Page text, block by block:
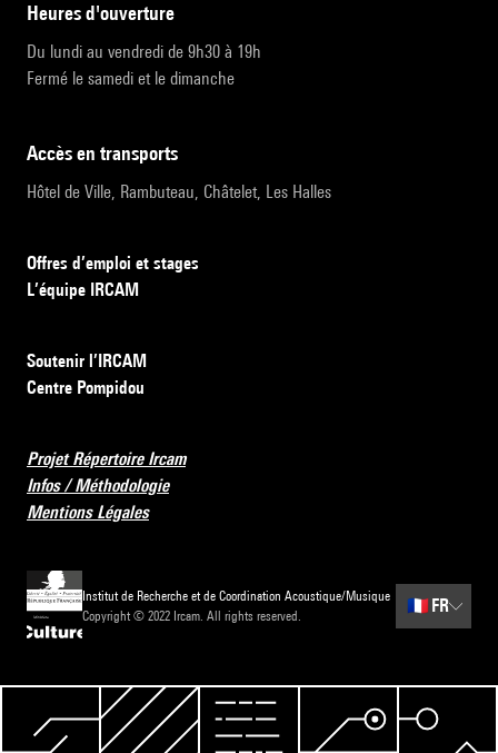
heures d'ouverture
Du lundi au vendredi de 9h30 à 19h
Fermé le samedi et le dimanche
accès en transports
Hôtel de Ville, Rambuteau, Châtelet, Les Halles
Offres d’emploi et stages
L’équipe IRCAM
Soutenir l’IRCAM
Centre Pompidou
Projet Répertoire Ircam
Infos / Méthodologie
Mentions Légales
Institut de Recherche et de Coordination Acoustique/Musique
Copyright © 2022 Ircam. All rights reserved.
🇫🇷 FR